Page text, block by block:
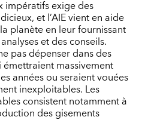
impératifs exige des
et l’AIE vient en aide
planète en leur fournissant
et des conseils.
pas dépenser dans des
massivement
années ou seraient vouées
inexploitables. Les
consistent notamment à
des gisements